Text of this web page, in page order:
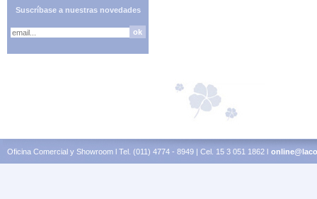
Suscríbase a nuestras novedades
Oficina Comercial y Showroom l Tel. (011) 4774 - 8949 | Cel. 15 3 051 1862 l